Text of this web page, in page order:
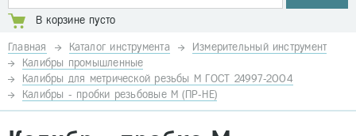
В корзине пусто
Главная Каталог инструмента
Измерительный инструмент
Калибры промышленные
Калибры для метрической резьбы М ГОСТ 24997-2004
Калибры - пробки резьбовые М (ПР-НЕ)